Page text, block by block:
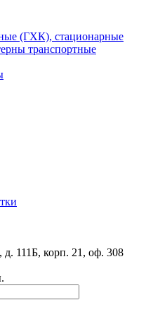
(ГХК), стационарные
транспортные
111Б, корп. 21, оф. 308